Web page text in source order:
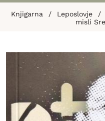
Knjigarna / Leposlovje /
misli